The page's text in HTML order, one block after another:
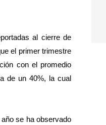
al cierre de
el primer trimestre
con el promedio
de un 40%, la cual
se ha observado